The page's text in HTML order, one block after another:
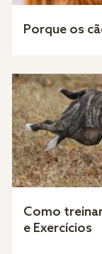
Porque os
Como
e Exercícios